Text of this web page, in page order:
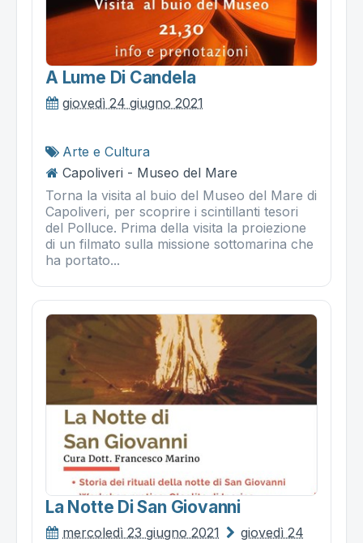
A Lume Di Candela
giovedì 24 giugno 2021
Arte e Cultura
Capoliveri - Museo del Mare
Torna la visita al buio del Museo del Mare di
Capoliveri, per scoprire i scintillanti tesori
del Polluce. Prima della visita la proiezione
di un filmato sulla missione sottomarina che
ha portato...
La Notte Di San Giovanni
mercoledì 23 giugno 2021
giovedì 24